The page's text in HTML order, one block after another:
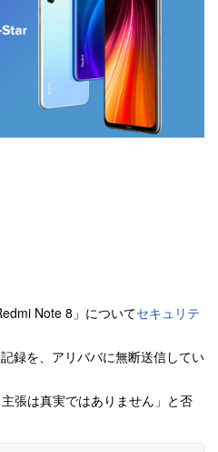
Note 8」についてセキュリテ
録を、アリババに無断送信してい
張は真実ではありません」と否